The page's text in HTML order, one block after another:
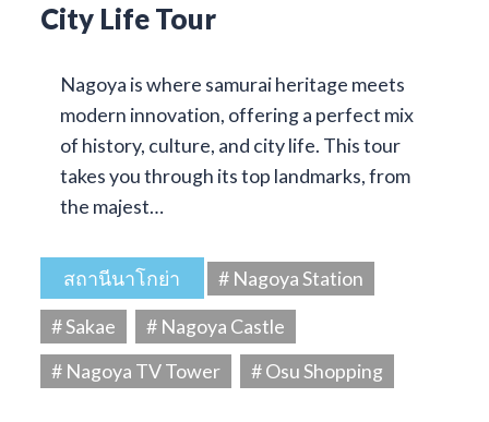
City Life Tour
Nagoya is where samurai heritage meets
modern innovation, offering a perfect mix
of history, culture, and city life. This tour
takes you through its top landmarks, from
the majest…
สถานีนาโกย่า
# Nagoya Station
# Sakae
# Nagoya Castle
# Nagoya TV Tower
# Osu Shopping